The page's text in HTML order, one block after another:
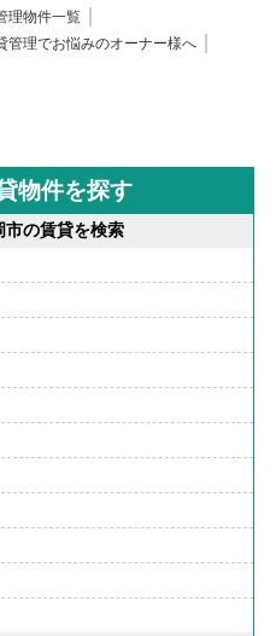
理物件一覧
管理でお悩みのオーナー様へ
物件を探す
市の賃貸を検索